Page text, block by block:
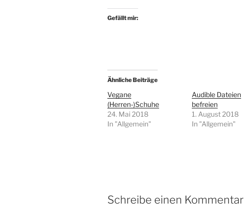
Gefällt mir:
Ähnliche Beiträge
Vegane
(Herren-)Schuhe
24. Mai 2018
In "Allgemein"
Audible Dateien
befreien
1. August 2018
In "Allgemein"
Schreibe einen Kommentar